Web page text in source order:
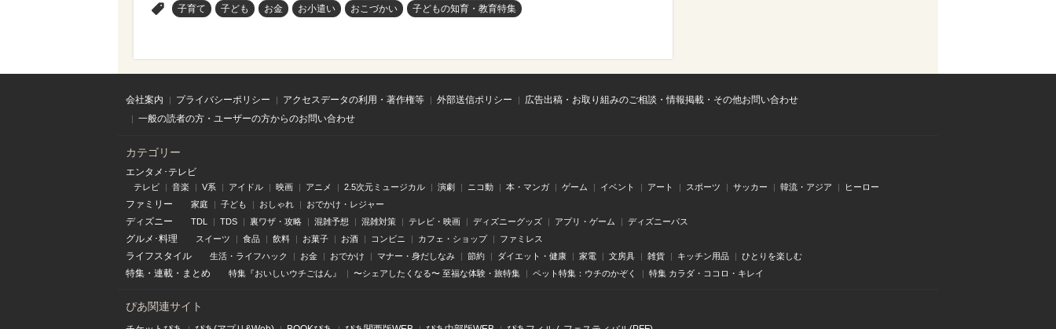
子育て 子ども お金 お小遣い おこづかい 子どもの知育・教育特集
会社案内 プライバシーポリシー アクセスデータの利用・著作権等 外部送信ポリシー
広告出稿・お取り組みのご相談・情報掲載・その他お問い合わせ
一般の読者の方・ユーザーの方からのお問い合わせ
カテゴリー
エンタメ･テレビ
テレビ 音楽 V系 アイドル 映画 アニメ 2.5次元ミュージカル 演劇 ニコ動 本・マンガ ゲーム イベント アート スポーツ サッカー 韓流・アジア ヒーロー
ファミリー 家庭 子ども おしゃれ おでかけ・レジャー
ディズニー TDL TDS 裏ワザ・攻略 混雑予想 混雑対策 テレビ・映画 ディズニーグッズ アプリ・ゲーム ディズニーパス
グルメ･料理 スイーツ 食品 飲料 お菓子 お酒 コンビニ カフェ・ショップ ファミレス
ライフスタイル 生活・ライフハック お金 おでかけ マナー・身だしなみ 節約 ダイエット・健康 家電 文房具 雑貨 キッチン用品 ひとりを楽しむ
特集 ・ 連載 ・ まとめ 特集『おいしいウチごはん』 〜シェアしたくなる〜 至福な体験・旅特集 ペット特集：ウチのかぞく 特集 カラダ・ココロ・キレイ
ぴあ関連サイト